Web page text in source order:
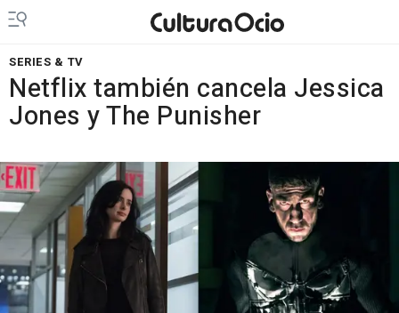
SERIES & TV
Netflix también cancela Jessica
Jones y The Punisher